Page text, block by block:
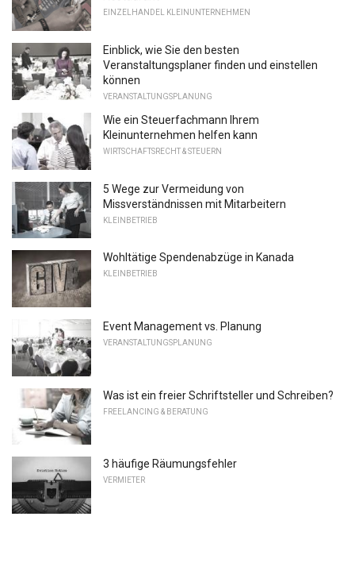
EINZELHANDEL KLEINUNTERNEHMEN
Einblick, wie Sie den besten
Veranstaltungsplaner finden und einstellen
können
VERANSTALTUNGSPLANUNG
Wie ein Steuerfachmann Ihrem
Kleinunternehmen helfen kann
WIRTSCHAFTSRECHT & STEUERN
5 Wege zur Vermeidung von
Missverständnissen mit Mitarbeitern
KLEINBETRIEB
Wohltätige Spendenabzüge in Kanada
KLEINBETRIEB
Event Management vs. Planung
VERANSTALTUNGSPLANUNG
Was ist ein freier Schriftsteller und Schreiben?
FREELANCING & BERATUNG
3 häufige Räumungsfehler
VERMIETER